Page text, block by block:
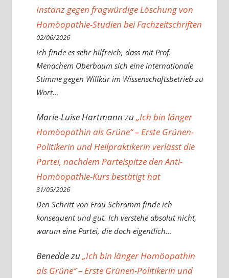
Instanz gegen fragwürdige Löschung von
Homöopathie-Studien bei Fachzeitschriften
02/06/2026
Ich finde es sehr hilfreich, dass mit Prof.
Menachem Oberbaum sich eine internationale
Stimme gegen Willkür im Wissenschaftsbetrieb zu
Wort…
Marie-Luise Hartmannzu„Ich bin länger
Homöopathin als Grüne“ – Erste Grünen-
Politikerin und Heilpraktikerin verlässt die
Partei, nachdem Parteispitze den Anti-
Homöopathie-Kurs bestätigt hat
31/05/2026
Den Schritt von Frau Schramm finde ich
konsequent und gut. Ich verstehe absolut nicht,
warum eine Partei, die doch eigentlich…
Beneddezu„Ich bin länger Homöopathin
als Grüne“ – Erste Grünen-Politikerin und